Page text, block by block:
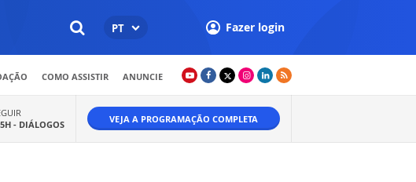
PT Fazer login
COMO ASSISTIR ANUNCIE
- DIÁLOGOS VEJA A PROGRAMAÇÃO COMPLETA